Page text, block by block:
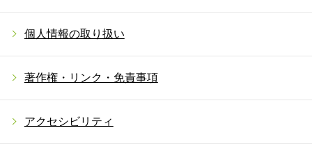
個人情報の取り扱い
著作権・リンク・免責事項
アクセシビリティ